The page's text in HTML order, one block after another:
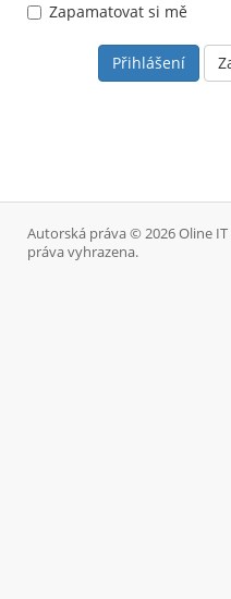
Zapamatovat si mě
Autorská práva © 2026 Oline
práva vyhrazena.